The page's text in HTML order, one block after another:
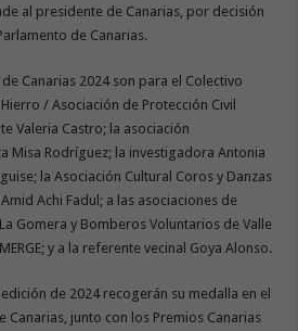
al presidente de Canarias, por decisión
de Canarias.
Canarias 2024 son para el Colectivo
/ Asociación de Protección Civil
Valeria Castro; la asociación
Misa Rodríguez; la investigadora Antonia
la Asociación Cultural Coros y Danzas
Achi Fadul; a las asociaciones de
Gomera y Bomberos Voluntarios de Valle
y a la referente vecinal Goya Alonso.
de 2024 recogerán su medalla en el
Canarias, junto con los Premios Canarias